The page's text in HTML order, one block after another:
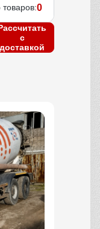
0
с
доставкой